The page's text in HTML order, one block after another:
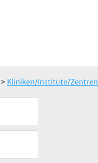
> Kliniken/Institute/Zentren